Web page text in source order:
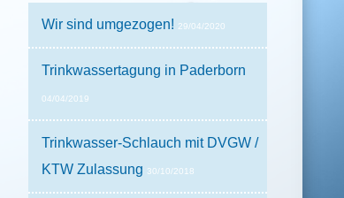
Wir sind umgezogen! 29/04/2020
Trinkwassertagung in Paderborn
04/04/2019
Trinkwasser-Schlauch mit DVGW /
KTW Zulassung 30/10/2018